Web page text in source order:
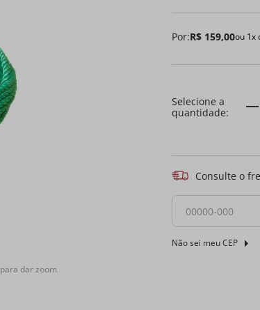
dar zoom
Por:R$ 159,00ou 1x
Consulte o
Não sei meu CEP